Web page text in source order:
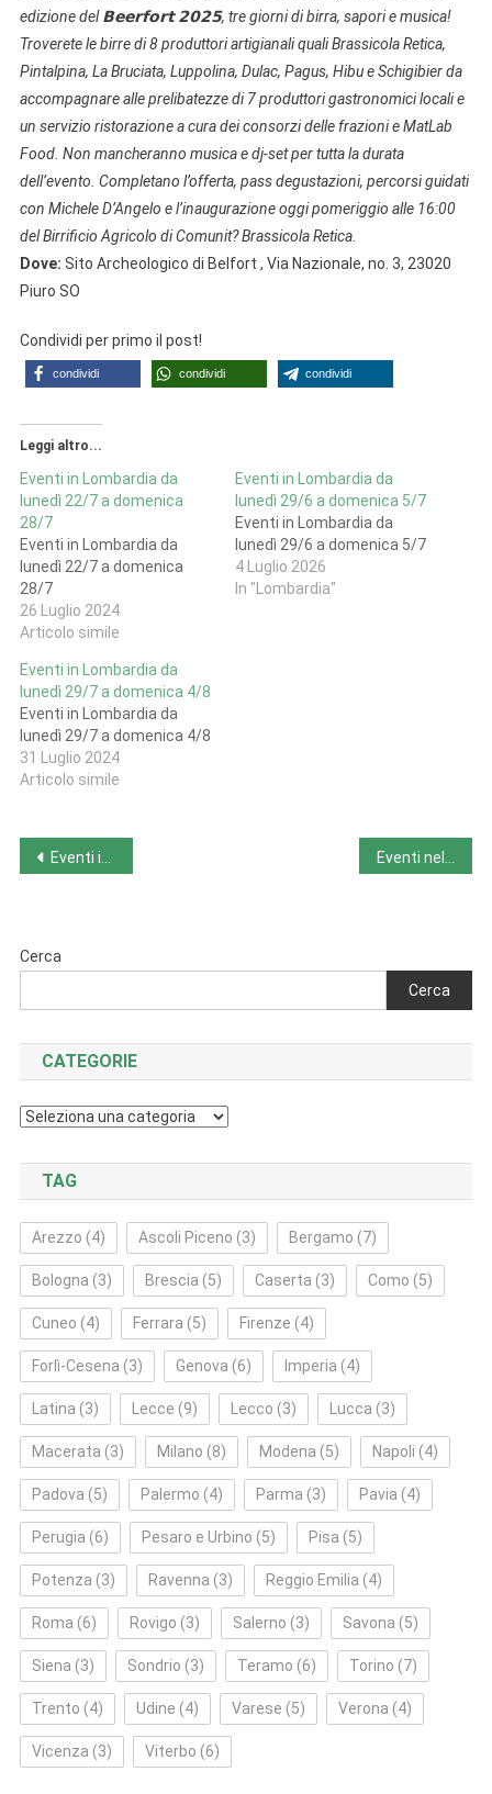
edizione del 𝗕𝗲𝗲𝗿𝗳𝗼𝗿𝘁 𝟮𝟬𝟮𝟱, tre giorni di birra, sapori e musica!
Troverete le birre di 8 produttori artigianali quali Brassicola Retica,
Pintalpina, La Bruciata, Luppolina, Dulac, Pagus, Hibu e Schigibier da
accompagnare alle prelibatezze di 7 produttori gastronomici locali e
un servizio ristorazione a cura dei consorzi delle frazioni e MatLab
Food. Non mancheranno musica e dj-set per tutta la durata
dell’evento. Completano l’offerta, pass degustazioni, percorsi guidati
con Michele D’Angelo e l’inaugurazione oggi pomeriggio alle 16:00
del Birrificio Agricolo di Comunit? Brassicola Retica.
Dove: Sito Archeologico di Belfort , Via Nazionale, no. 3, 23020
Piuro SO
Condividi per primo il post!
condividi condividi condividi
Leggi altro...
Eventi in Lombardia da
lunedì 22/7 a domenica
28/7
Eventi in Lombardia da
lunedì 22/7 a domenica
28/7
26 Luglio 2024
Articolo simile
Eventi in Lombardia da
lunedì 29/6 a domenica 5/7
Eventi in Lombardia da
lunedì 29/6 a domenica 5/7
4 Luglio 2026
In "Lombardia"
Eventi in Lombardia da
lunedì 29/7 a domenica 4/8
Eventi in Lombardia da
lunedì 29/7 a domenica 4/8
31 Luglio 2024
Articolo simile
Navigazione
Eventi in Liguria da lunedì 21/7 a domenica 27/7
Cerca
Cerca
CATEGORIE
Categorie
TAG
Arezzo (4) Ascoli Piceno (3) Bergamo (7)
Bologna (3) Brescia (5) Caserta (3) Como (5)
Cuneo (4) Ferrara (5) Firenze (4)
Forlì‑Cesena (3) Genova (6) Imperia (4)
Latina (3) Lecce (9) Lecco (3) Lucca (3)
Macerata (3) Milano (8) Modena (5) Napoli (4)
Padova (5) Palermo (4) Parma (3) Pavia (4)
Perugia (6) Pesaro e Urbino (5) Pisa (5)
Potenza (3) Ravenna (3) Reggio Emilia (4)
Roma (6) Rovigo (3) Salerno (3) Savona (5)
Siena (3) Sondrio (3) Teramo (6) Torino (7)
Trento (4) Udine (4) Varese (5) Verona (4)
Vicenza (3) Viterbo (6)